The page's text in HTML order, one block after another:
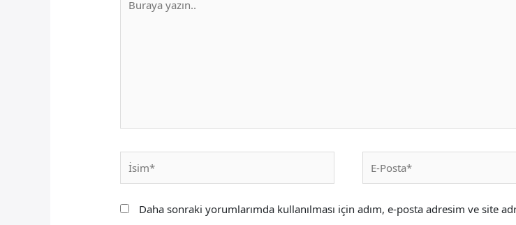
yazın..
Posta*
Daha sonraki yorumlarımda kullanılması için adım, e-posta adresim ve site